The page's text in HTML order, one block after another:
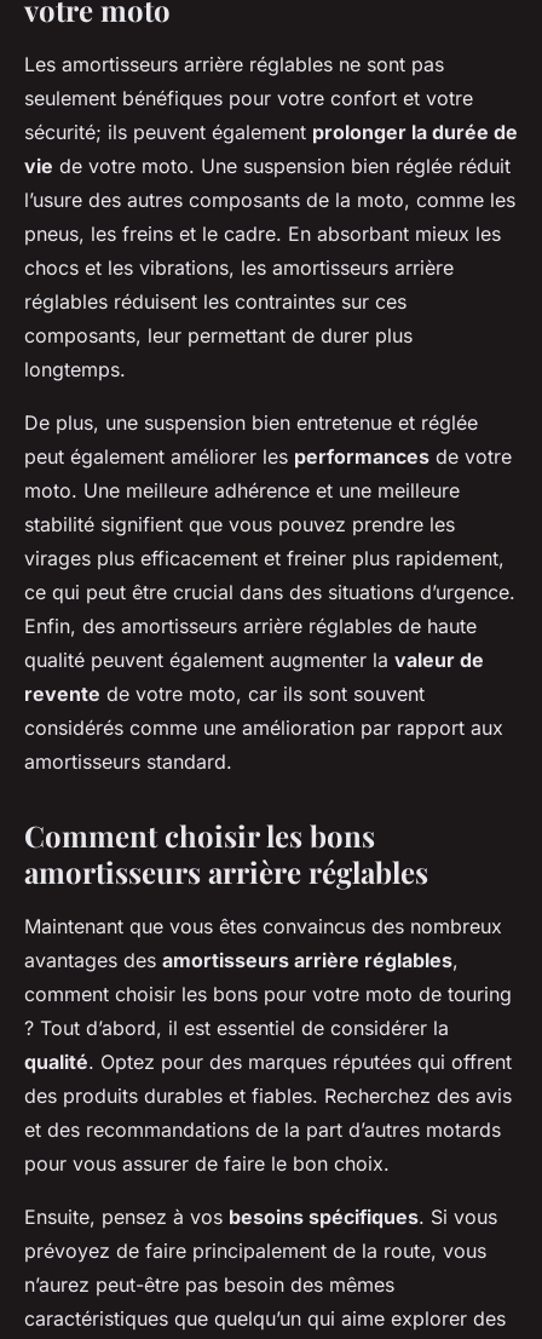
votre moto
Les amortisseurs arrière réglables ne sont pas
seulement bénéfiques pour votre confort et votre
sécurité; ils peuvent également prolonger la durée de
vie de votre moto. Une suspension bien réglée réduit
l’usure des autres composants de la moto, comme les
pneus, les freins et le cadre. En absorbant mieux les
chocs et les vibrations, les amortisseurs arrière
réglables réduisent les contraintes sur ces
composants, leur permettant de durer plus
longtemps.
De plus, une suspension bien entretenue et réglée
peut également améliorer les performances de votre
moto. Une meilleure adhérence et une meilleure
stabilité signifient que vous pouvez prendre les
virages plus efficacement et freiner plus rapidement,
ce qui peut être crucial dans des situations d’urgence.
Enfin, des amortisseurs arrière réglables de haute
qualité peuvent également augmenter la valeur de
revente de votre moto, car ils sont souvent
considérés comme une amélioration par rapport aux
amortisseurs standard.
Comment choisir les bons
amortisseurs arrière réglables
Maintenant que vous êtes convaincus des nombreux
avantages des amortisseurs arrière réglables,
comment choisir les bons pour votre moto de touring
? Tout d’abord, il est essentiel de considérer la
qualité. Optez pour des marques réputées qui offrent
des produits durables et fiables. Recherchez des avis
et des recommandations de la part d’autres motards
pour vous assurer de faire le bon choix.
Ensuite, pensez à vos besoins spécifiques. Si vous
prévoyez de faire principalement de la route, vous
n’aurez peut-être pas besoin des mêmes
caractéristiques que quelqu’un qui aime explorer des